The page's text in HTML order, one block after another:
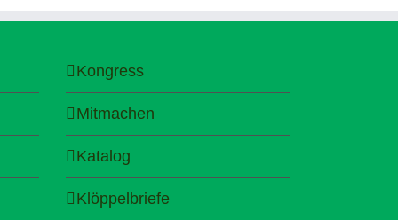
Kongress
Mitmachen
Katalog
Klöppelbriefe